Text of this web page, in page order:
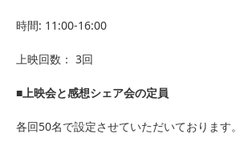
時間: 11:00-16:00
上映回数： 3回
■上映会と感想シェア会の定員
各回50名で設定させていただいております。